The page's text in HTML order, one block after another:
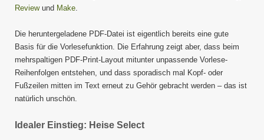
Reviewund Make.
Die heruntergeladene PDF-Datei ist eigentlich bereits eine gute
Basis für die Vorlesefunktion. Die Erfahrung zeigt aber, dass beim
mehrspaltigen PDF-Print-Layout mitunter unpassende Vorlese-
Reihenfolgen entstehen, und dass sporadisch mal Kopf- oder
Fußzeilen mitten im Text erneut zu Gehör gebracht werden – das ist
natürlich unschön.
Idealer Einstieg: Heise Select